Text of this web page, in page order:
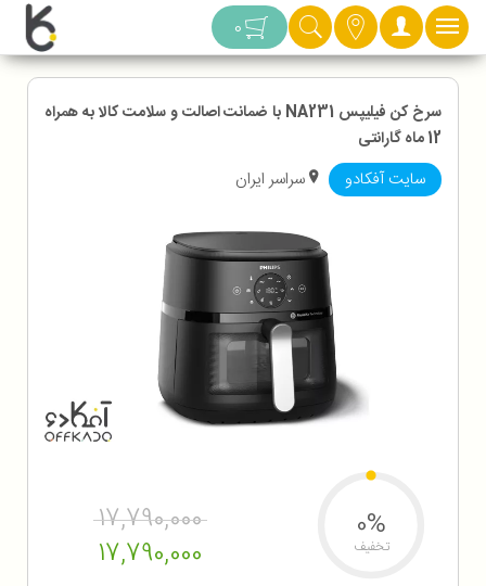
دسته بندی 0
سرخ کن فیلیپس NA231 با ضمانت اصالت و سلامت کالا به همراه
12 ماه گارانتی
سایت آفکادو سراسر ایران
17,790,000
17,790,000
0%
تخفیف